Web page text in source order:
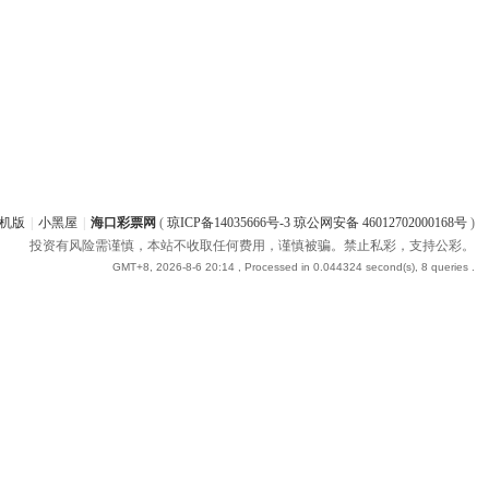
版 小黑屋 海口彩票网 ( 琼ICP备14035666号-3 琼公网安备 46012702000168号)
投资有风险需谨慎，本站不收取任何费用，谨慎被骗。禁止私彩，支持公彩。
GMT+8, 2026-8-6 20:14, Processed in 0.044324 second(s), 8 queries .